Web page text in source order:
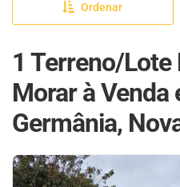
Ordenar
1 Terreno/Lote
Morar à Venda
Germânia,